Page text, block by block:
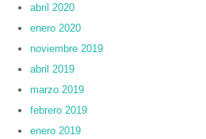
abril 2020
enero 2020
noviembre 2019
abril 2019
marzo 2019
febrero 2019
enero 2019